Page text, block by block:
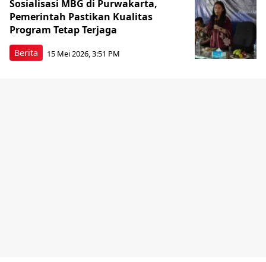
Berita
Sosialisasi MBG di Purwakarta,
Pemerintah Pastikan Kualitas
Program Tetap Terjaga
15 Mei 2026, 3:51 PM